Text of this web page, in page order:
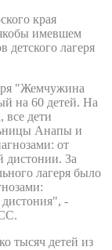
края
имевшем
детского лагеря
"Жемчужина
на 60 детей. На
все дети
Анапы и
от
дистонии. За
лагеря было
-
тысяч детей из